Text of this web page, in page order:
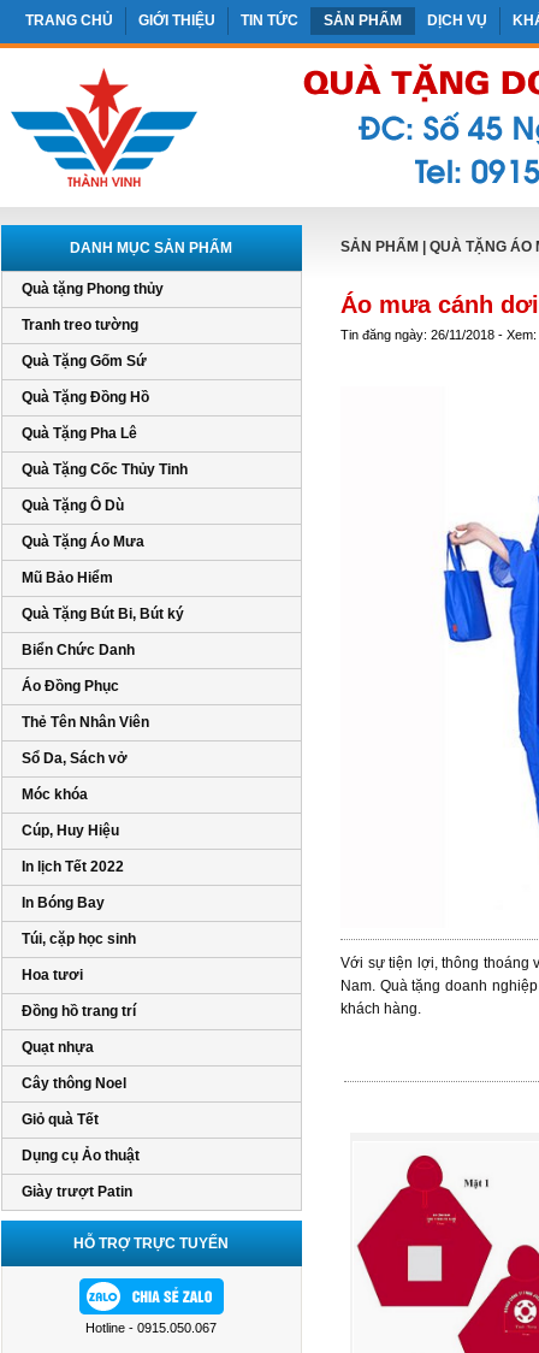
TRANG CHỦ GIỚI THIỆU TIN TỨC SẢN PHẨM DỊCH VỤ
DANH MỤC SẢN PHẨM
Quà tặng Phong thủy
Tranh treo tường
Quà Tặng Gốm Sứ
Quà Tặng Đồng Hồ
Quà Tặng Pha Lê
Quà Tặng Cốc Thủy Tinh
Quà Tặng Ô Dù
Quà Tặng Áo Mưa
Mũ Bảo Hiểm
Quà Tặng Bút Bi, Bút ký
Biển Chức Danh
Áo Đồng Phục
Thẻ Tên Nhân Viên
Sổ Da, Sách vở
Móc khóa
Cúp, Huy Hiệu
In lịch Tết 2022
In Bóng Bay
Túi, cặp học sinh
Hoa tươi
Đồng hồ trang trí
Quạt nhựa
Cây thông Noel
Giỏ quà Tết
Dụng cụ Ảo thuật
Giày trượt Patin
HỖ TRỢ TRỰC TUYẾN
Hotline - 0915.050.067
SẢN PHẨM QUÀ TẶNG ÁO
Áo mưa cánh
Tin đăng ngày: 26/11/2018 -
Với sự tiện lợi, thông thoáng
Nam. Quà tặng doanh
khách hàng.